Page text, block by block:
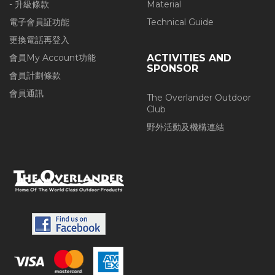
- 升級條款
電子會員証功能
更換電話再登入
會員My Account功能
會員計劃條款
會員通訊
Material
Technical Guide
ACTIVITIES AND
SPONSOR
The Overlander Outdoor
Club
野外活動及機構連結